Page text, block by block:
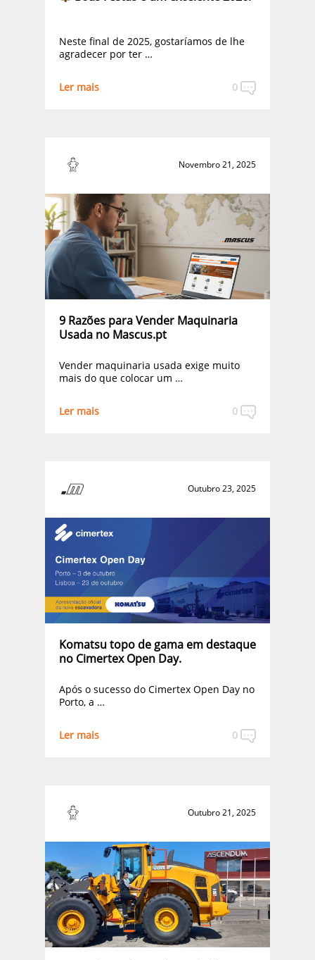
Neste final de 2025, gostaríamos de lhe
agradecer por ter …
0
Ler mais
Novembro 21, 2025
9 Razões para Vender Maquinaria
Usada no Mascus.pt
Vender maquinaria usada exige muito
mais do que colocar um …
0
Ler mais
Outubro 23, 2025
Komatsu topo de gama em destaque
no Cimertex Open Day.
Após o sucesso do Cimertex Open Day no
Porto, a …
0
Ler mais
Outubro 21, 2025